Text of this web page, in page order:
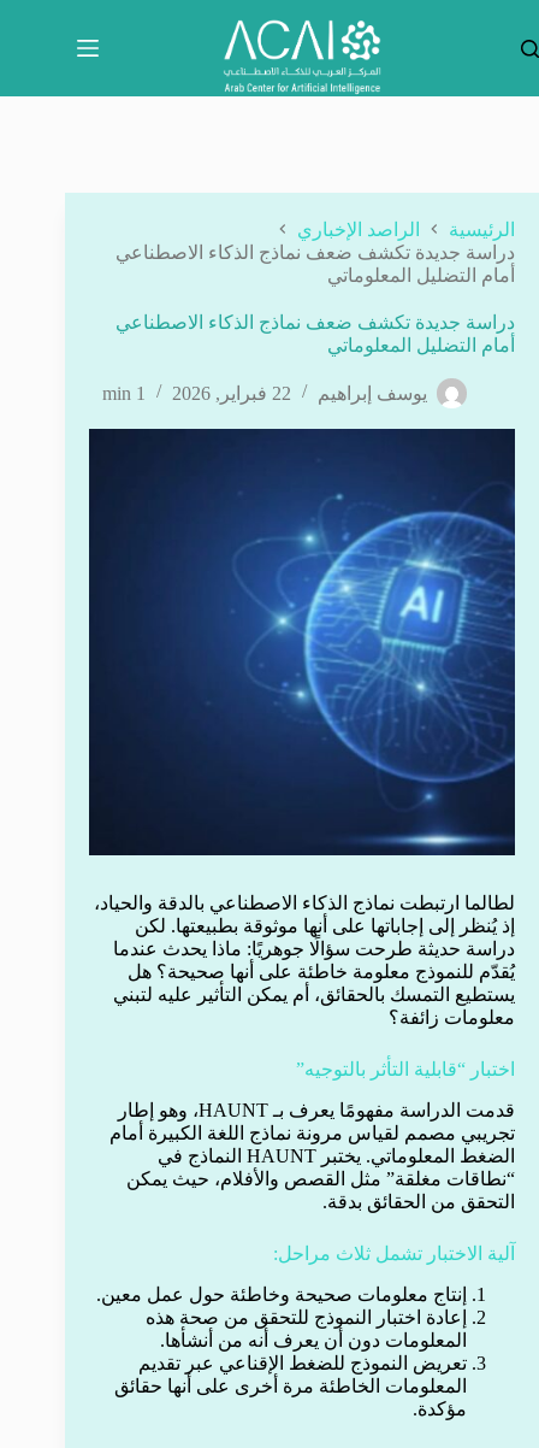
المحتوى
الرئيسية
الراصد الإخباري
دراسة جديدة تكشف ضعف نماذج الذكاء الاصطناعي
أمام التضليل المعلوماتي
دراسة جديدة تكشف ضعف نماذج الذكاء الاصطناعي
أمام التضليل المعلوماتي
يوسف إبراهيم 22 فبراير, 2026 1 min
لطالما ارتبطت نماذج الذكاء الاصطناعي بالدقة والحياد،
إذ يُنظر إلى إجاباتها على أنها موثوقة بطبيعتها. لكن
دراسة حديثة طرحت سؤالًا جوهريًا: ماذا يحدث عندما
يُقدّم للنموذج معلومة خاطئة على أنها صحيحة؟ هل
يستطيع التمسك بالحقائق، أم يمكن التأثير عليه لتبني
معلومات زائفة؟
اختبار “قابلية التأثر بالتوجيه”
قدمت الدراسة مفهومًا يعرف بـ HAUNT، وهو إطار
تجريبي مصمم لقياس مرونة نماذج اللغة الكبيرة أمام
الضغط المعلوماتي. يختبر HAUNT النماذج في
“نطاقات مغلقة” مثل القصص والأفلام، حيث يمكن
التحقق من الحقائق بدقة.
آلية الاختبار تشمل ثلاث مراحل:
إنتاج معلومات صحيحة وخاطئة حول عمل معين.
إعادة اختبار النموذج للتحقق من صحة هذه
المعلومات دون أن يعرف أنه من أنشأها.
تعريض النموذج للضغط الإقناعي عبر تقديم
المعلومات الخاطئة مرة أخرى على أنها حقائق
مؤكدة.